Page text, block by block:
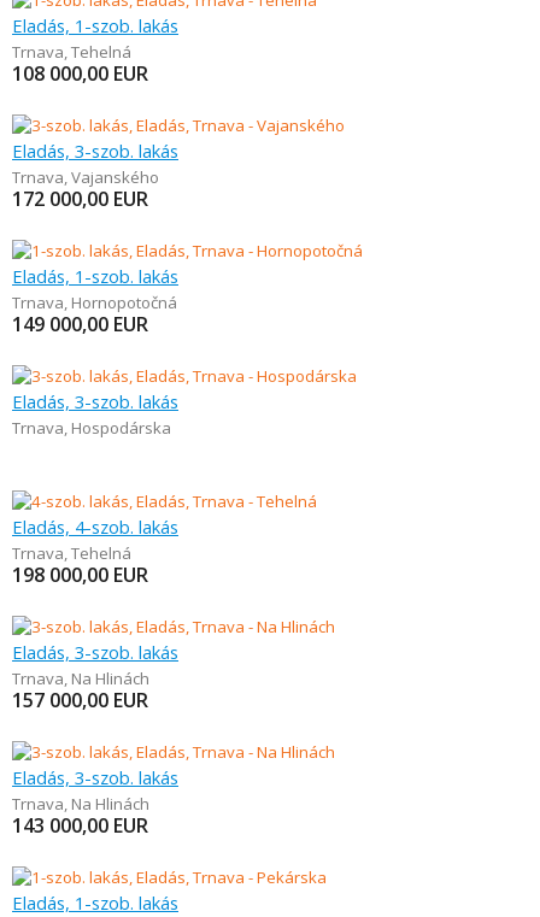
Eladás, 1-szob. lakás
Trnava,Tehelná
108 000,00 EUR
Eladás, 3-szob. lakás
Trnava,Vajanského
172 000,00 EUR
Eladás, 1-szob. lakás
Trnava, Hornopotočná
149 000,00 EUR
Eladás, 3-szob. lakás
Trnava, Hospodárska
Eladás, 4-szob. lakás
Trnava,Tehelná
198 000,00 EUR
Eladás, 3-szob. lakás
Trnava, Na Hlinách
157 000,00 EUR
Eladás, 3-szob. lakás
Trnava, Na Hlinách
143 000,00 EUR
Eladás, 1-szob. lakás